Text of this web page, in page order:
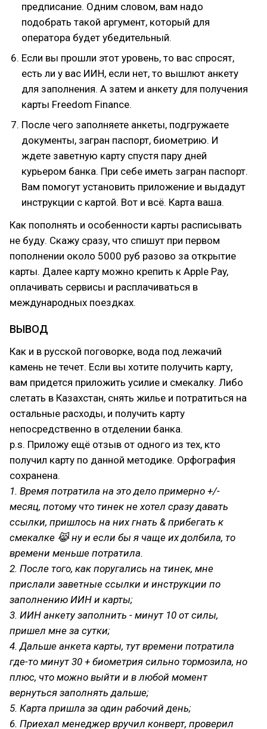
предписание. Одним словом, вам надо
подобрать такой аргумент, который для
оператора будет убедительный.
Если вы прошли этот уровень, то вас спросят,
есть ли у вас ИИН, если нет, то вышлют анкету
для заполнения. А затем и анкету для получения
карты Freedom Finance.
После чего заполняете анкеты, подгружаете
документы, загран паспорт, биометрию. И
ждете заветную карту спустя пару дней
курьером банка. При себе иметь загран паспорт.
Вам помогут установить приложение и выдадут
инструкции с картой. Вот и всё. Карта ваша.
Как пополнять и особенности карты расписывать
не буду. Скажу сразу, что спишут при первом
пополнении около 5000 руб разово за открытие
карты. Далее карту можно крепить к Apple Pay,
оплачивать сервисы и расплачиваться в
международных поездках.
ВЫВОД
Как и в русской поговорке, вода под лежачий
камень не течет. Если вы хотите получить карту,
вам придется приложить усилие и смекалку. Либо
слетать в Казахстан, снять жилье и потратиться на
остальные расходы, и получить карту
непосредственно в отделении банка.
p.s. Приложу ещё отзыв от одного из тех, кто
получил карту по данной методике. Орфография
сохранена.
1. Время потратила на это дело примерно +/-
месяц, потому что тинек не хотел сразу давать
ссылки, пришлось на них гнать & прибегать к
смекалке 😹 ну и если бы я чаще их долбила, то
времени меньше потратила.
2. После того, как поругались на тинек, мне
прислали заветные ссылки и инструкции по
заполнению ИИН и карты;
3. ИИН анкету заполнить - минут 10 от силы,
пришел мне за сутки;
4. Дальше анкета карты, тут времени потратила
где-то минут 30 + биометрия сильно тормозила, но
плюс, что можно выйти и в любой момент
вернуться заполнять дальше;
5. Карта пришла за один рабочий день;
6. Приехал менеджер вручил конверт, проверил